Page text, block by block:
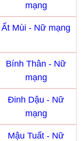
mạng
Ất Mùi - Nữ mạng
Bính Thân - Nữ
mạng
Đinh Dậu - Nữ
mạng
Mậu Tuất - Nữ